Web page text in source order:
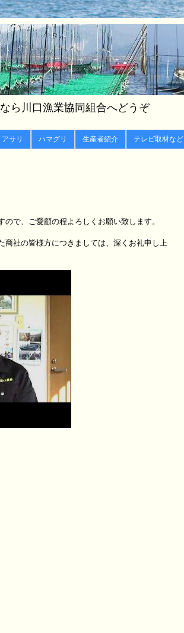
ら川口漁業協同組合へどうぞ
アサリ ハマグリ 生産者紹介 テレビ取材など
で、ご愛顧の程よろしくお願い致します。
商社の皆様方につきましては、深くお礼申し上